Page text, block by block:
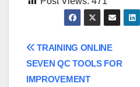
Post
navigation
TRAINING ONLINE
SEVEN QC TOOLS FOR
IMPROVEMENT